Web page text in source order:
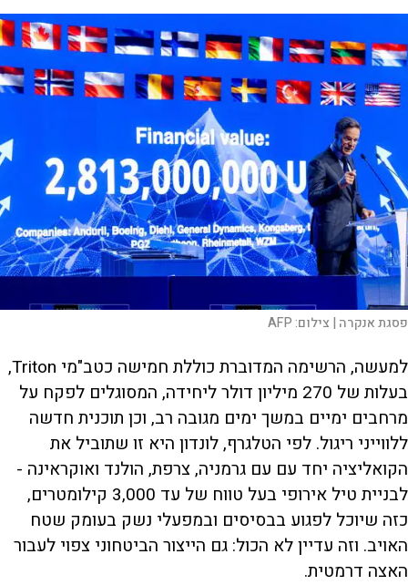
פסגת אנקרה | צילום:AFP
למעשה, הרשימה המדוברת כוללת חמישה כטב"מי Triton,
בעלות של 270 מיליון דולר ליחידה, המסוגלים לפקח על
מרחבים ימיים במשך ימים מגובה רב, וכן תוכנית חדשה
ללווייני ריגול. לפי הטלגרף, לונדון היא זו שתוביל את
הקואליציה יחד עם עם גרמניה, צרפת, הולנד ואוקראינה -
לבניית טיל אירופי בעל טווח של עד 3,000 קילומטרים,
כזה שיוכל לפגוע בבסיסים ובמפעלי נשק בעומק שטח
האויב. וזה עדיין לא הכול: גם הייצור הביטחוני צפוי לעבור
האצה דרמטית.